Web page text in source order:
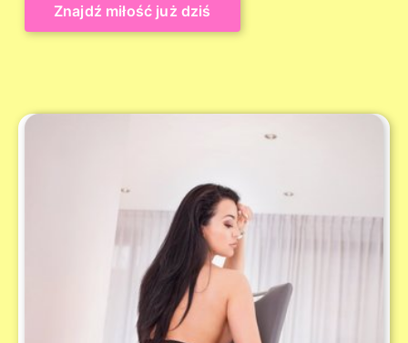
Znajdź miłość już dziś